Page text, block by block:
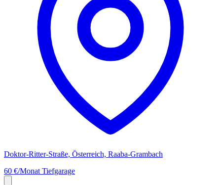
Doktor-Ritter-Straße, Österreich, Raaba-Grambach
60 €/Monat Tiefgarage